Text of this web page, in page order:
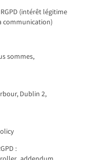
(intérêt légitime
communication)
sommes,
Dublin 2,
: